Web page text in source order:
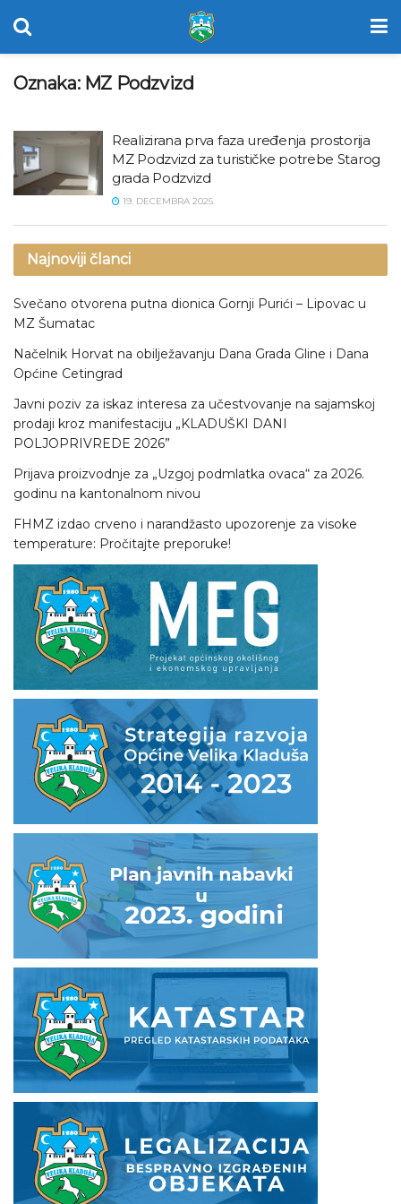
Oznaka: MZ Podzvizd
Realizirana prva faza uređenja prostorija
MZ Podzvizd za turističke potrebe Starog
grada Podzvizd
19. DECEMBRA 2025.
Najnoviji članci
Svečano otvorena putna dionica Gornji Purići – Lipovac u
MZ Šumatac
Načelnik Horvat na obilježavanju Dana Grada Gline i Dana
Općine Cetingrad
Javni poziv za iskaz interesa za učestvovanje na sajamskoj
prodaji kroz manifestaciju „KLADUŠKI DANI
POLJOPRIVREDE 2026”
Prijava proizvodnje za „Uzgoj podmlatka ovaca“ za 2026.
godinu na kantonalnom nivou
FHMZ izdao crveno i narandžasto upozorenje za visoke
temperature: Pročitajte preporuke!